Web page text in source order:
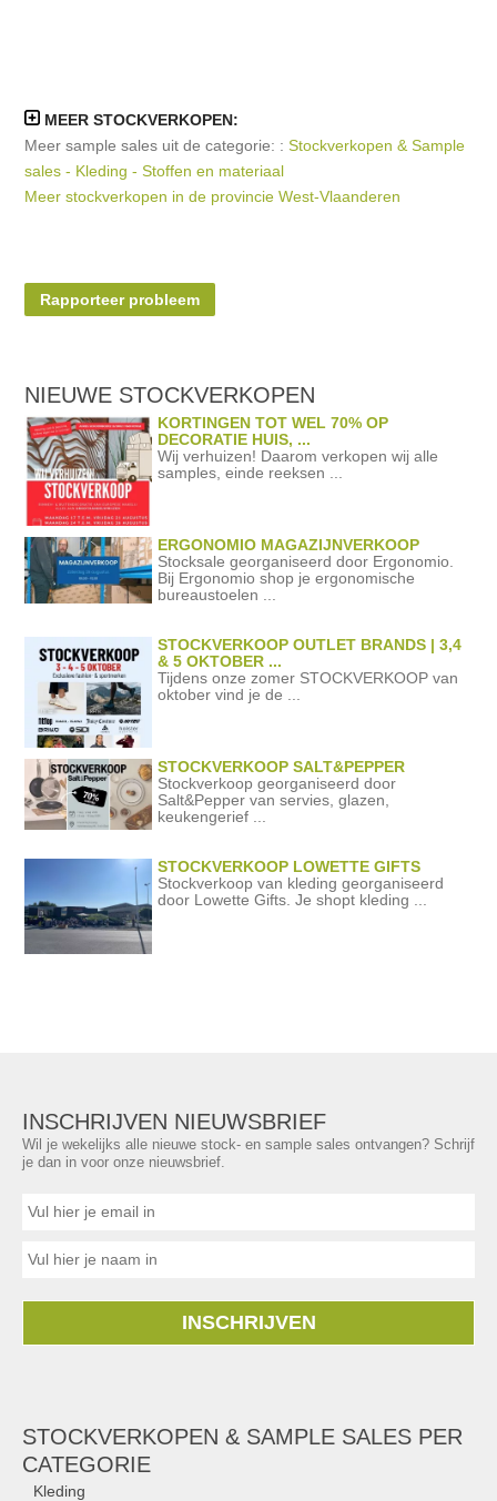
MEER STOCKVERKOPEN:
Meer sample sales uit de categorie: :Stockverkopen & Sample
sales - Kleding - Stoffen en materiaal
Meer stockverkopen in de provincie West-Vlaanderen
Rapporteer probleem
NIEUWE STOCKVERKOPEN
KORTINGEN TOT WEL 70% OP
DECORATIE HUIS, ...
Wij verhuizen! Daarom verkopen wij alle
samples, einde reeksen ...
ERGONOMIO MAGAZIJNVERKOOP
Stocksale georganiseerd door Ergonomio.
Bij Ergonomio shop je ergonomische
bureaustoelen ...
STOCKVERKOOP OUTLET BRANDS | 3,4
& 5 OKTOBER ...
Tijdens onze zomer STOCKVERKOOP van
oktober vind je de ...
STOCKVERKOOP SALT&PEPPER
Stockverkoop georganiseerd door
Salt&Pepper van servies, glazen,
keukengerief ...
STOCKVERKOOP LOWETTE GIFTS
Stockverkoop van kleding georganiseerd
door Lowette Gifts. Je shopt kleding ...
INSCHRIJVEN NIEUWSBRIEF
Wil je wekelijks alle nieuwe stock- en sample sales ontvangen? Schrijf
je dan in voor onze nieuwsbrief.
INSCHRIJVEN
STOCKVERKOPEN & SAMPLE SALES PER
CATEGORIE
Kleding